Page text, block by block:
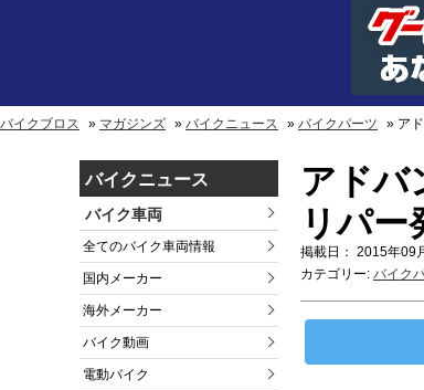
試乗インプ
一覧
ホンダ
ヤマハ
スズキ
カワサキ
ハーレー
BMW
トライアン
ドゥカティ
バイクブロス マガジンズ バイクニュース バイクパーツ ア
バイクニュース
バイク車両
全てのバイク車両情報
国内メーカー
海外メーカー
バイク動画
電動バイク
アドバ
リパー
掲載日： 2015年09
カテゴリー: バイク